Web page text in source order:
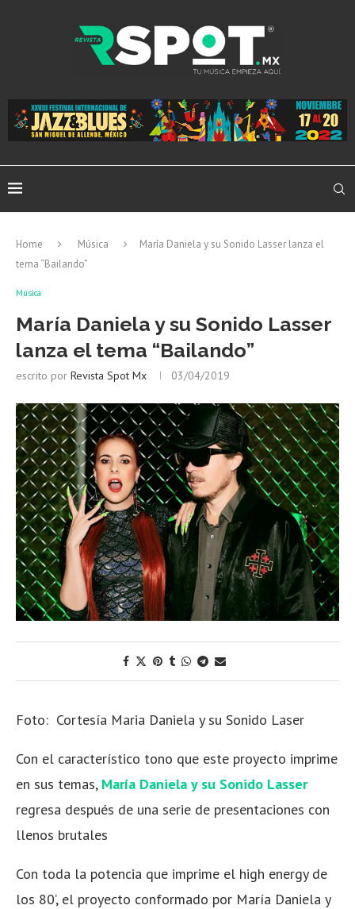
Home Música
María Daniela y su Sonido Lasser lanza el
tema “Bailando”
Música
María Daniela y su Sonido Lasser
lanza el tema “Bailando”
escrito por Revista Spot Mx 03/04/2019
Foto: Cortesía Maria Daniela y su Sonido Laser
Con el característico tono que este proyecto imprime
en sus temas, María Daniela y su Sonido Lasser
regresa después de una serie de presentaciones con
llenos brutales
Con toda la potencia que imprime el high energy de
los 80’, el proyecto conformado por María Daniela y